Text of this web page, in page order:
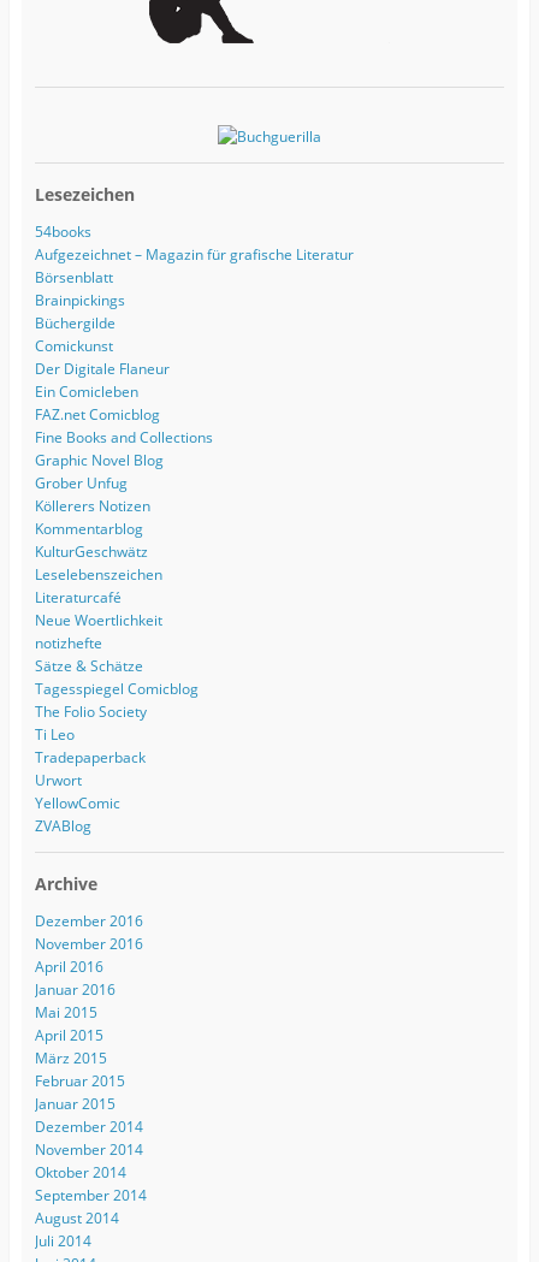
Lesezeichen
54books
Aufgezeichnet – Magazin für grafische Literatur
Börsenblatt
Brainpickings
Büchergilde
Comickunst
Der Digitale Flaneur
Ein Comicleben
FAZ.net Comicblog
Fine Books and Collections
Graphic Novel Blog
Grober Unfug
Köllerers Notizen
Kommentarblog
KulturGeschwätz
Leselebenszeichen
Literaturcafé
Neue Woertlichkeit
notizhefte
Sätze & Schätze
Tagesspiegel Comicblog
The Folio Society
Ti Leo
Tradepaperback
Urwort
YellowComic
ZVABlog
Archive
Dezember 2016
November 2016
April 2016
Januar 2016
Mai 2015
April 2015
März 2015
Februar 2015
Januar 2015
Dezember 2014
November 2014
Oktober 2014
September 2014
August 2014
Juli 2014